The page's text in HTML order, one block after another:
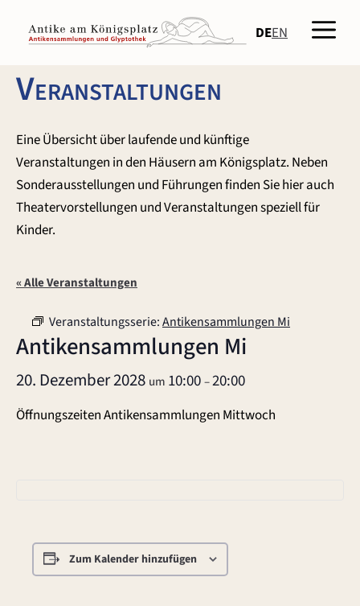
Inhalt
springen
DEEN
Veranstaltungen
Eine Übersicht über laufende und künftige
Veranstaltungen in den Häusern am Königsplatz. Neben
Sonderausstellungen und Führungen finden Sie hier auch
Theatervorstellungen und Veranstaltungen speziell für
Kinder.
« Alle Veranstaltungen
Veranstaltungsserie:Antikensammlungen Mi
Antikensammlungen Mi
20. Dezember 2028 um 10:00–20:00
Öffnungszeiten Antikensammlungen Mittwoch
Zum Kalender hinzufügen